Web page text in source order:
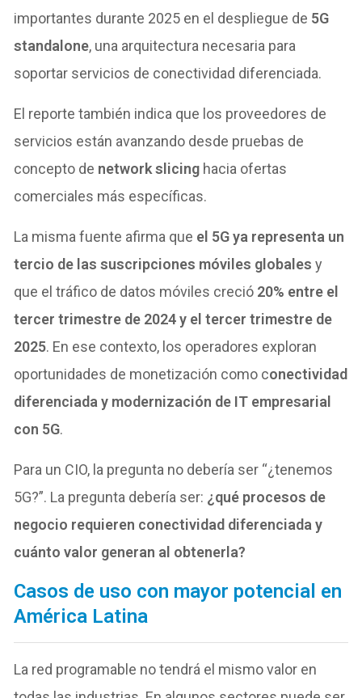
importantes durante 2025 en el despliegue de 5G
standalone, una arquitectura necesaria para
soportar servicios de conectividad diferenciada.
El reporte también indica que los proveedores de
servicios están avanzando desde pruebas de
concepto de network slicing hacia ofertas
comerciales más específicas.
La misma fuente afirma que el 5G ya representa un
tercio de las suscripciones móviles globales y
que el tráfico de datos móviles creció 20% entre el
tercer trimestre de 2024 y el tercer trimestre de
2025. En ese contexto, los operadores exploran
oportunidades de monetización como conectividad
diferenciada y modernización de IT empresarial
con 5G.
Para un CIO, la pregunta no debería ser “¿tenemos
5G?”. La pregunta debería ser: ¿qué procesos de
negocio requieren conectividad diferenciada y
cuánto valor generan al obtenerla?
Casos de uso con mayor potencial en
América Latina
La red programable no tendrá el mismo valor en